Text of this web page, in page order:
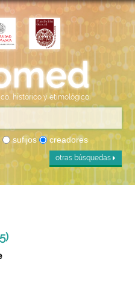
histórico y etimológico
sufijos creadores
otras búsquedas